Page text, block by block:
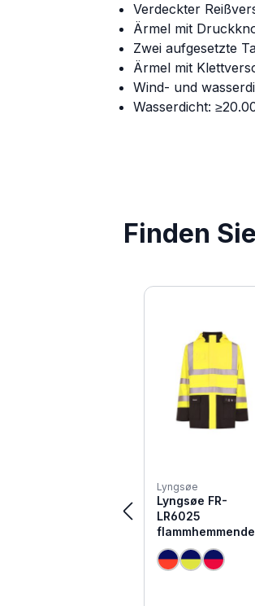
Verdeckter
Ärmel mit
Zwei aufgesetzte
Ärmel mit
Wind- und
Wasserdicht:
Finden
Produktgalerie
Lyngsøe
Lyngsøe FR-
LR6025
flammhemmende
Hi Vis Warnschutz
Regenjacke